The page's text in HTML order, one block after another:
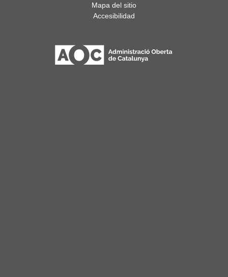
Mapa del sitio
Accesibilidad